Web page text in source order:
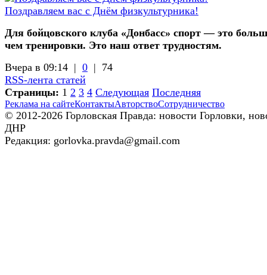
Поздравляем вас с Днём физкультурника!
Для бойцовского клуба «Донбасс» спорт — это
чем тренировки. Это наш ответ трудностям.
Вчера в 09:14 | 0 | 74
RSS-лента статей
Страницы: 1 2 3 4 Следующая Последняя
Реклама на сайтеКонтактыАвторствоСотрудничество
© 2012-2026 Горловская Правда: новости Горловки,
ДНР
Редакция: gorlovka.pravda@gmail.com